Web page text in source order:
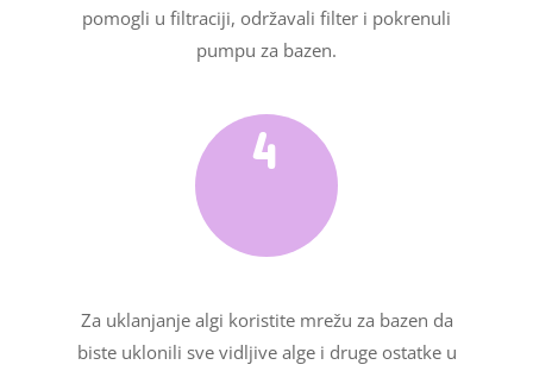
pomogli u filtraciji, održavali filter i pokrenuli
pumpu za bazen.
4
Za uklanjanje algi koristite mrežu za bazen da
biste uklonili sve vidljive alge i druge ostatke u